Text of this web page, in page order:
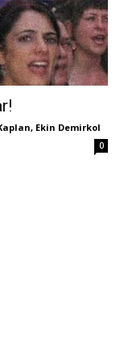
Ekin Demirkol
0